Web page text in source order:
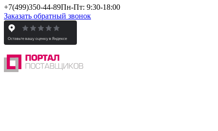
+7(499)350-44-89Пн-Пт: 9:30-18:00
Заказать обратный звонок